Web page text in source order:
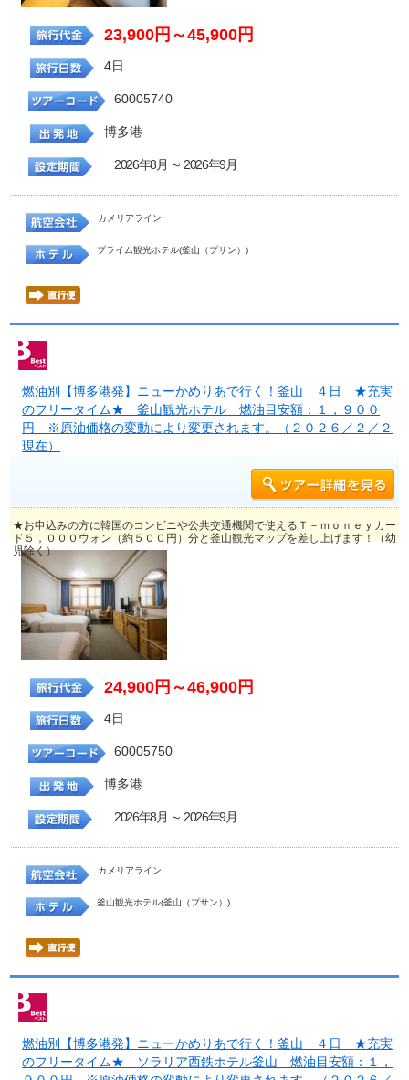
23,900円～45,900円
4日
60005740
博多港
2026年8月 ～ 2026年9月
カメリアライン
プライム観光ホテル(釜山（プサン）)
燃油別【博多港発】ニューかめりあで行く！釜山 ４日 ★充実
のフリータイム★ 釜山観光ホテル 燃油目安額：１，９００
円 ※原油価格の変動により変更されます。（２０２６／２／２
現在）
★お申込みの方に韓国のコンビニや公共交通機関で使えるＴ－ｍｏｎｅｙカー
ド５，０００ウォン（約５００円）分と釜山観光マップを差し上げます！（幼
児除く）
24,900円～46,900円
4日
60005750
博多港
2026年8月 ～ 2026年9月
カメリアライン
釜山観光ホテル(釜山（プサン）)
燃油別【博多港発】ニューかめりあで行く！釜山 ４日 ★充実
のフリータイム★ ソラリア西鉄ホテル釜山 燃油目安額：１，